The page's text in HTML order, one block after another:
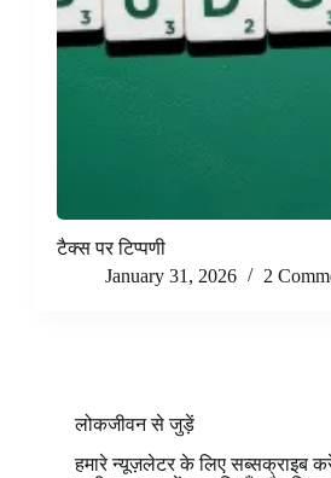
टैक्स पर टिप्पणी
January 31, 2026
2
लोकजीवन से जुड़ें
हमारे न्यूज़लेटर के लिए सब्सक्राइब